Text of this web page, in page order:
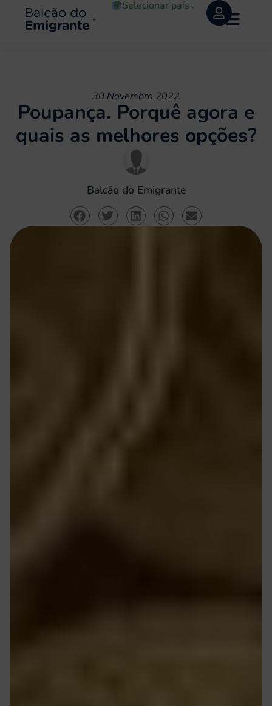
Selecionar país ⌄
30 Novembro 2022
Poupança. Porquê agora e
quais as melhores opções?
Balcão do Emigrante